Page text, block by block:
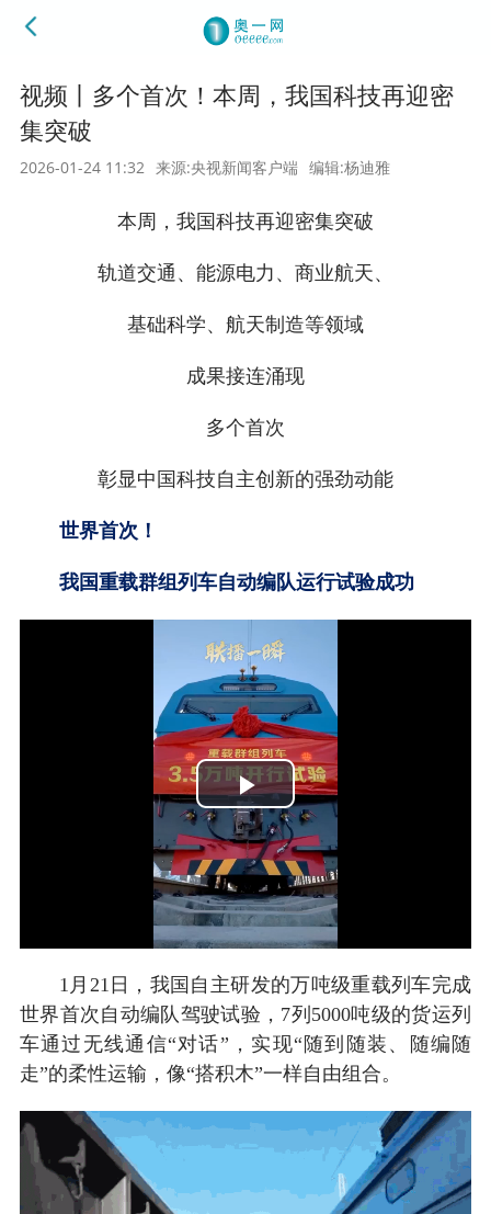
视频丨多个首次！本周，我国科技再迎密
集突破
2026-01-24 11:32 来源:央视新闻客户端 编辑:杨迪雅
本周，我国科技再迎密集突破
轨道交通、能源电力、商业航天、
基础科学、航天制造等领域
成果接连涌现
多个首次
彰显中国科技自主创新的强劲动能
世界首次！
我国重载群组列车自动编队运行试验成功
Play
Video
1月21日，我国自主研发的万吨级重载列车完成
世界首次自动编队驾驶试验，7列5000吨级的货运列
车通过无线通信“对话”，实现“随到随装、随编随
走”的柔性运输，像“搭积木”一样自由组合。